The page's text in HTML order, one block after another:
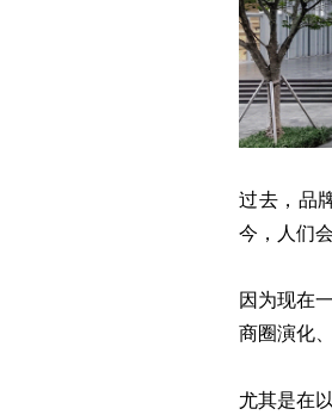
过去，品
今，人们
因为现在
商圈演化
尤其是在